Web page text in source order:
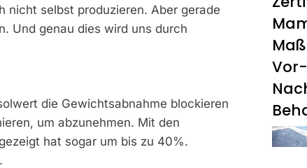
nicht selbst produzieren. Aber gerade
Und genau dies wird uns durch
die Gewichtsabnahme blockieren
um abzunehmen. Mit den
hat sogar um bis zu 40%.
In